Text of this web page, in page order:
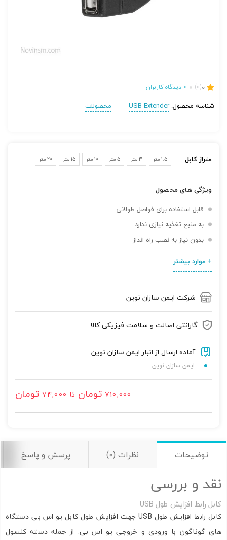
0
(0)
0 دیدگاه کاربران
شناسه محصول:USB Extender محصولات
متراژ کابل 1.5 متر 3 متر 5 متر 10 متر 15 متر 20 متر
ویژگی های محصول
قابل استفاده برای فواصل طولانی
به منبع تغذیه نیازی ندارد
بدون نیاز به نصب راه انداز
+ موارد بیشتر
شرکت ایمن سازان نوین
گارانتی اصالت و سلامت فیزیکی کالا
آماده ارسال از انبار ایمن سازان نوین
ایمن سازان نوین
710,000 تومان تا 74,000 تومان
توضیحات نظرات (0) پرسش و پاسخ
نقد و بررسی
کابل رابط افزایش طول USB
کابل رابط افزایش طول USB جهت افزایش طول کابل یو اس بی دستگاه
های گوناگون با ورودی و خروجی یو اس بی. از جمله دسته کنسول
اشتراک گذاری در شبکه های اجتماعی
ارسال به ایمیل
به من از طریق پیامک اطلاع بده
تصاویر رسمی